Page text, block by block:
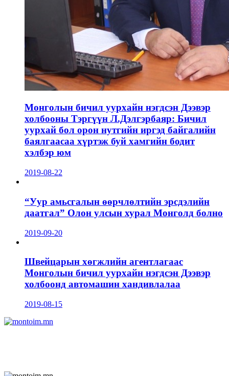
Монголын бичил уурхайн нэгдсэн Дээвэр
холбооны Тэргүүн Л.Дэлгэрбаяр: Бичил
уурхай бол орон нутгийн иргэд байгалийн
баялгаасаа хүртэж буй хамгийн бодит
хэлбэр юм
2019-08-22
“Уур амьсгалын өөрчлөлтийн эрсдэлийн
даатгал” Олон улсын хурал Монголд болно
2019-09-20
Швейцарын хөгжлийн агентлагаас
Монголын бичил уурхайн нэгдсэн Дээвэр
холбоонд автомашин хандивлалаа
2019-08-15